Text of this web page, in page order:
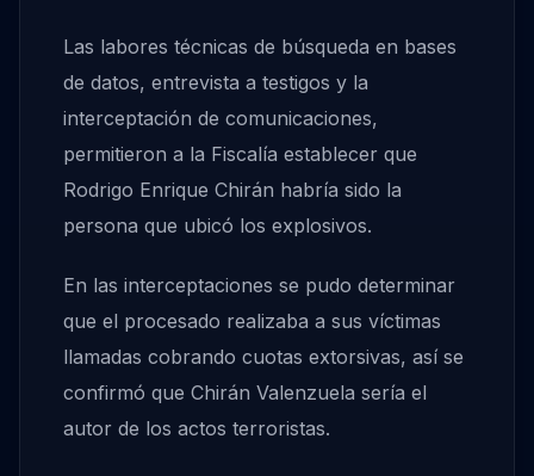
Las labores técnicas de búsqueda en bases
de datos, entrevista a testigos y la
interceptación de comunicaciones,
permitieron a la Fiscalía establecer que
Rodrigo Enrique Chirán habría sido la
persona que ubicó los explosivos.
En las interceptaciones se pudo determinar
que el procesado realizaba a sus víctimas
llamadas cobrando cuotas extorsivas, así se
confirmó que Chirán Valenzuela sería el
autor de los actos terroristas.